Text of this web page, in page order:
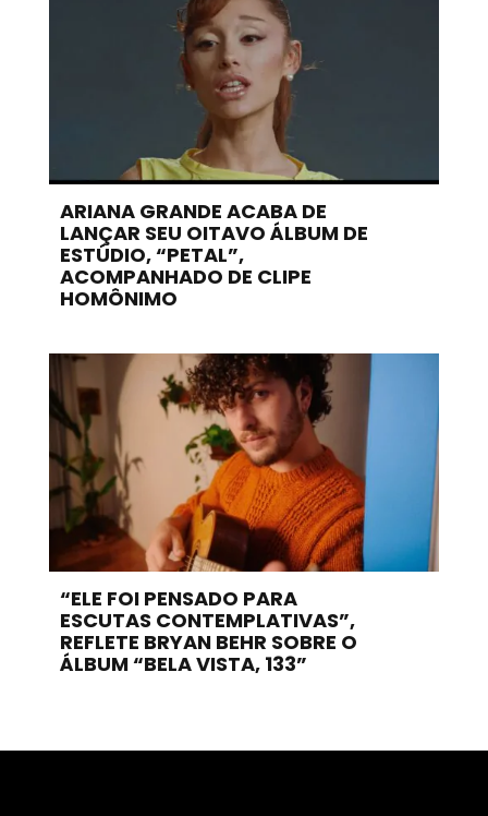
ARIANA GRANDE ACABA DE
LANÇAR SEU OITAVO ÁLBUM DE
ESTÚDIO, “PETAL”,
ACOMPANHADO DE CLIPE
HOMÔNIMO
“ELE FOI PENSADO PARA
ESCUTAS CONTEMPLATIVAS”,
REFLETE BRYAN BEHR SOBRE O
ÁLBUM “BELA VISTA, 133”